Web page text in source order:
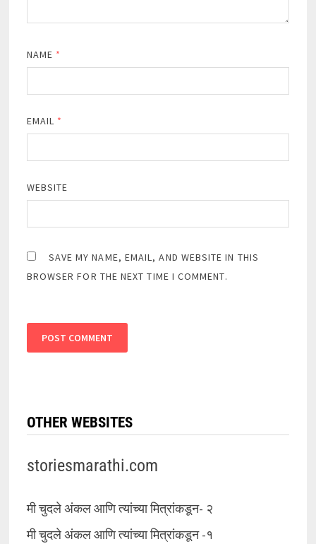
NAME *
EMAIL *
WEBSITE
SAVE MY NAME, EMAIL, AND WEBSITE IN THIS
BROWSER FOR THE NEXT TIME I COMMENT.
OTHER WEBSITES
storiesmarathi.com
मी चुदले अंकल आणि त्यांच्या मित्रांकडून- २
मी चुदले अंकल आणि त्यांच्या मित्रांकडून -१